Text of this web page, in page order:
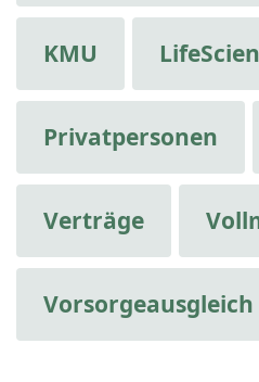
KMU
Privatpersonen
Verträge
Vorsorgeausgleich